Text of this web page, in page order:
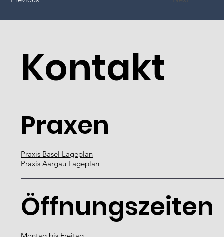
Kontakt
Praxen
Praxis Basel Lageplan
Praxis Aargau Lageplan
Öffnungszeiten